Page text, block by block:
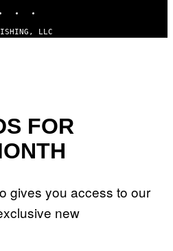
LLC
FOR
gives you access to our
new